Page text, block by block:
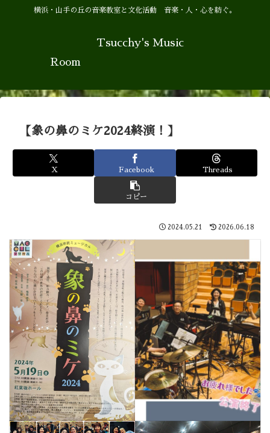
横浜・山手の丘の音楽教室と文化活動 音楽・人・心を紡ぐ。
Tsucchy's Music
Room
【象の鼻のミケ2024終演！】
X Facebook Threads
コピー
2024.05.21 2026.06.18